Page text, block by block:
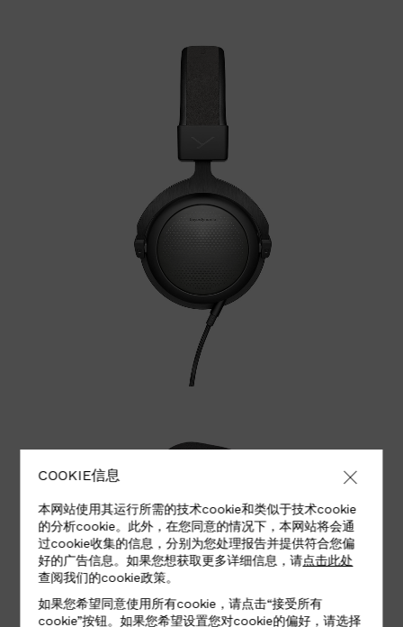
COOKIE信息
本网站使用其运行所需的技术cookie和类似于技术cookie
的分析cookie。此外，在您同意的情况下，本网站将会通
过cookie收集的信息，分别为您处理报告并提供符合您偏
好的广告信息。如果您想获取更多详细信息，请点击此处
查阅我们的cookie政策。
如果您希望同意使用所有cookie，请点击“接受所有
cookie”按钮。如果您希望设置您对cookie的偏好，请选择